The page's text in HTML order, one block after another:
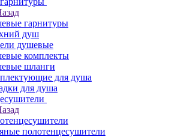
гарнитуры
душ
душевые
комплекты
шланги
для душа
для душа
полотенцесушители